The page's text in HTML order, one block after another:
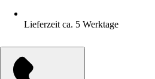
Lieferzeit ca. 5 Werktage